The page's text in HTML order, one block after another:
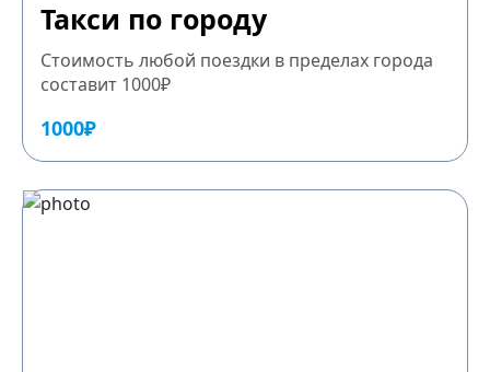
Такси по городу
Стоимость любой поездки в пределах города
составит 1000₽
1000₽